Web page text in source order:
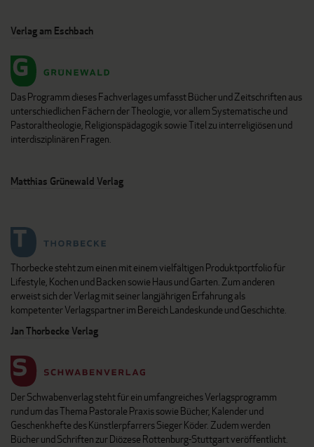
Verlag am Eschbach
Das Programm dieses Fachverlages umfasst Bücher und Zeitschriften aus
unterschiedlichen Fächern der Theologie, vor allem Systematische und
Pastoraltheologie, Religionspädagogik sowie Titel zu interreligiösen und
interdisziplinären Fragen.
Matthias Grünewald Verlag
Thorbecke steht zum einen mit einem vielfältigen Produktportfolio für
Lifestyle, Kochen und Backen sowie Haus und Garten. Zum anderen
erweist sich der Verlag mit seiner langjährigen Erfahrung als
kompetenter Verlagspartner im Bereich Landeskunde und Geschichte.
Jan Thorbecke Verlag
Der Schwabenverlag steht für ein umfangreiches Verlagsprogramm
rund um das Thema Pastorale Praxis sowie Bücher, Kalender und
Geschenkhefte des Künstlerpfarrers Sieger Köder. Zudem werden
Bücher und Schriften zur Diözese Rottenburg-Stuttgart veröffentlicht.